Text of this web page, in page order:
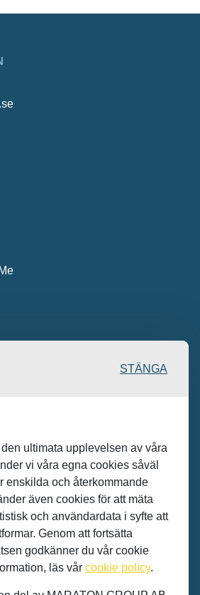
STÄNGA
ultimata upplevelsen av våra
vi våra egna cookies såväl
enskilda och återkommande
även cookies för att mäta
och användardata i syfte att
Genom att fortsätta
godkänner du vår cookie
läs vår cookie policy.